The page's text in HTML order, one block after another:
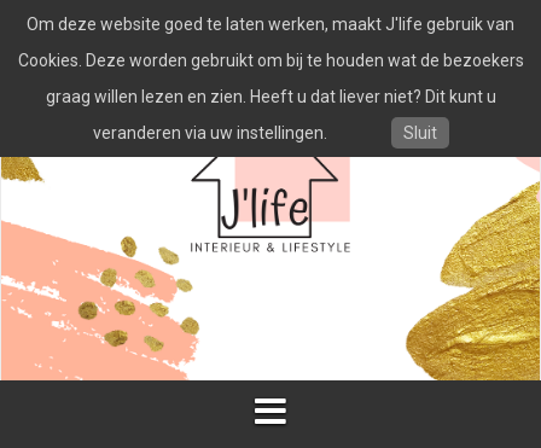
naar
inhoud
Om deze website goed te laten werken, maakt J'life gebruik van
Cookies. Deze worden gebruikt om bij te houden wat de bezoekers
graag willen lezen en zien. Heeft u dat liever niet? Dit kunt u
veranderen via uw instellingen.
Sluit